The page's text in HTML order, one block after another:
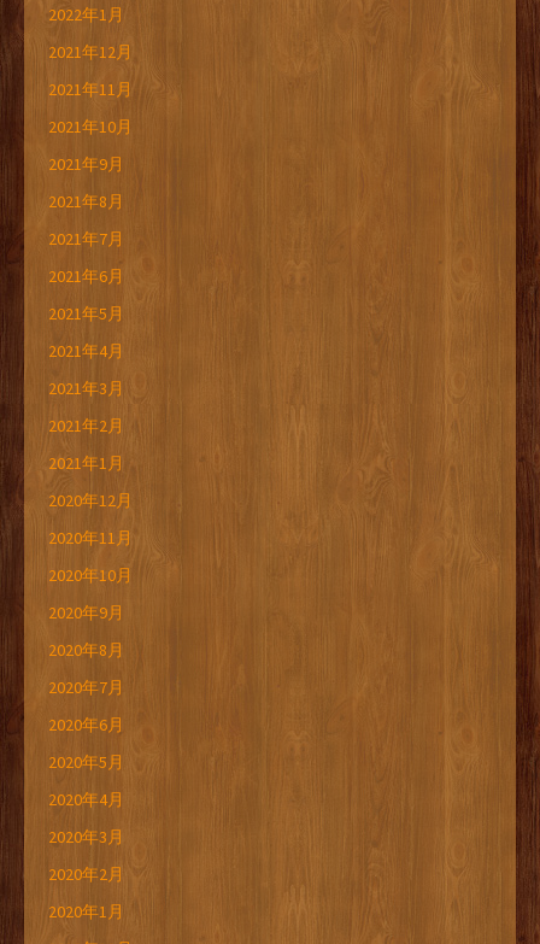
2022年1月
2021年12月
2021年11月
2021年10月
2021年9月
2021年8月
2021年7月
2021年6月
2021年5月
2021年4月
2021年3月
2021年2月
2021年1月
2020年12月
2020年11月
2020年10月
2020年9月
2020年8月
2020年7月
2020年6月
2020年5月
2020年4月
2020年3月
2020年2月
2020年1月